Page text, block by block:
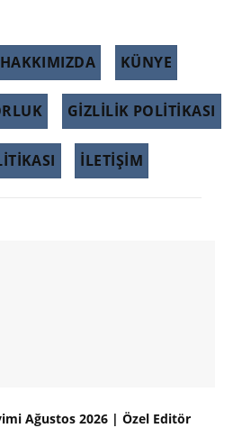
HAKKIMIZDA KÜNYE
GIZLILIK POLITIKASI
İLETİŞİM
Ağustos 2026 | Özel Editör